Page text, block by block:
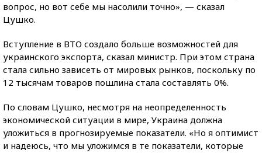
вопрос, но вот себе мы насолили точно», — сказал
Цушко.
Вступление в ВТО создало больше возможностей для
украинского экспорта, сказал министр. При этом страна
стала сильно зависеть от мировых рынков, поскольку по
12 тысячам товаров пошлина стала составлять 0%.
По словам Цушко, несмотря на неопределенность
экономической ситуации в мире, Украина должна
уложиться в прогнозируемые показатели. «Но я оптимист
и надеюсь, что мы уложимся в те показатели, которые